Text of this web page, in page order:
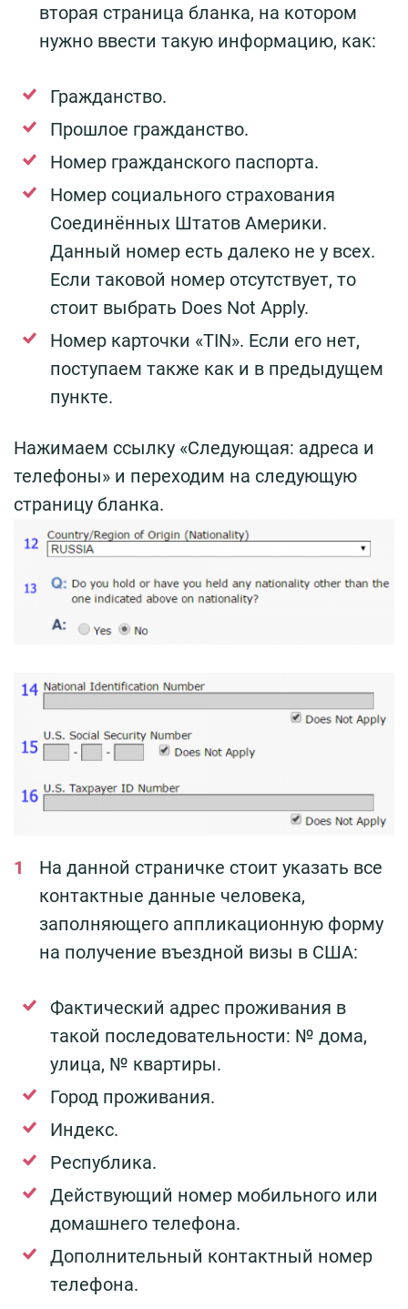
вторая страница бланка, на котором
нужно ввести такую информацию, как:
Гражданство.
Прошлое гражданство.
Номер гражданского паспорта.
Номер социального страхования
Соединённых Штатов Америки.
Данный номер есть далеко не у всех.
Если таковой номер отсутствует, то
стоит выбрать Does Not Apply.
Номер карточки «TIN». Если его нет,
поступаем также как и в предыдущем
пункте.
Нажимаем ссылку «Следующая: адреса и
телефоны» и переходим на следующую
страницу бланка.
На данной страничке стоит указать все
контактные данные человека,
заполняющего аппликационную форму
на получение въездной визы в США:
Фактический адрес проживания в
такой последовательности: № дома,
улица, № квартиры.
Город проживания.
Индекс.
Республика.
Действующий номер мобильного или
домашнего телефона.
Дополнительный контактный номер
телефона.